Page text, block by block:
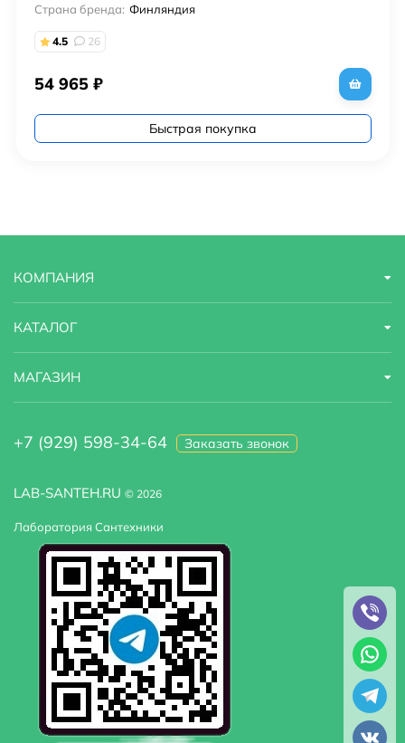
Страна бренда: Финляндия
4.5 26
54 965 ₽
Быстрая покупка
LAB-SANTEH.RU © 2026
Лаборатория Сантехники
КОМПАНИЯ
КАТАЛОГ
МАГАЗИН
+7 (929) 598-34-64 Заказать звонок